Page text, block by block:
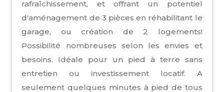
rafraîchissement, et offrant un potentiel
d'aménagement de 3 pièces en réhabilitant le
garage, ou création de 2 logements!
Possibilité nombreuses selon les envies et
besoins. Idéale pour un pied à terre sans
entretien ou investissement locatif. A
seulement quelques minutes à pied de tous